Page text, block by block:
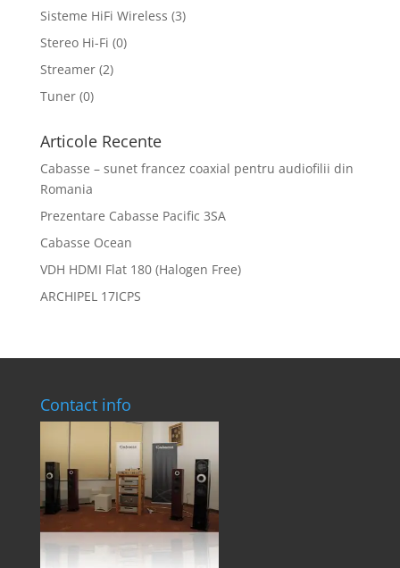
Sisteme HiFi Wireless (3)
Stereo Hi-Fi (0)
Streamer (2)
Tuner (0)
Articole Recente
Cabasse – sunet francez coaxial pentru audiofilii din
Romania
Prezentare Cabasse Pacific 3SA
Cabasse Ocean
VDH HDMI Flat 180 (Halogen Free)
ARCHIPEL 17ICPS
Contact info